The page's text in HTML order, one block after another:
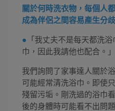
關於何時洗衣物，每個人
成為伴侶之間容易產生分
● 「我丈夫不是每天都洗
巾，因此我請他也配合。
我們詢問了家事達人關於
可能經常清洗浴巾。即使
殘留污垢。剛洗過的浴巾
後的身體時可能看不出問